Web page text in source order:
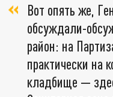
Вот опять же,
обсуждали-
район: на
практически на
кладбище —